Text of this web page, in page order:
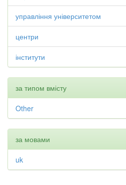
управління університетом
центри
інститути
за типом вмісту
Other
за мовами
uk